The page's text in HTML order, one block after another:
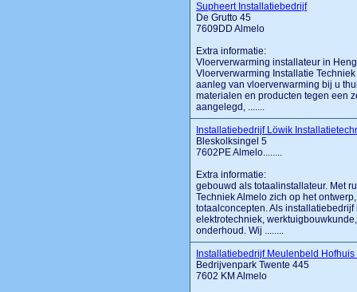
Supheert Installatiebedrijf
De Grutto 45
7609DD Almelo
Extra informatie:
Vloerverwarming installateur in
Vloerverwarming Installatie
aanleg van vloerverwarming bij u
materialen en producten tegen een
aangelegd, .......
Installatiebedrijf Löwik
Bleskolksingel 5
7602PE Almelo........
Extra informatie:
gebouwd als totaalinstallateur. Met
Techniek Almelo zich op het
totaalconcepten. Als
elektrotechniek,
onderhoud. Wij ........
Installatiebedrijf Meulenbeld Hofhuis
Bedrijvenpark Twente 445
7602 KM Almelo